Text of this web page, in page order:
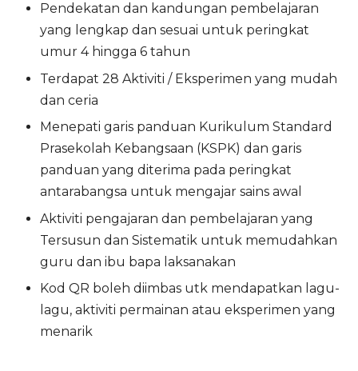
Pendekatan dan kandungan pembelajaran
yang lengkap dan sesuai untuk peringkat
umur 4 hingga 6 tahun
Terdapat 28 Aktiviti / Eksperimen yang mudah
dan ceria
Menepati garis panduan Kurikulum Standard
Prasekolah Kebangsaan (KSPK) dan garis
panduan yang diterima pada peringkat
antarabangsa untuk mengajar sains awal
Aktiviti pengajaran dan pembelajaran yang
Tersusun dan Sistematik untuk memudahkan
guru dan ibu bapa laksanakan
Kod QR boleh diimbas utk mendapatkan lagu-
lagu, aktiviti permainan atau eksperimen yang
menarik